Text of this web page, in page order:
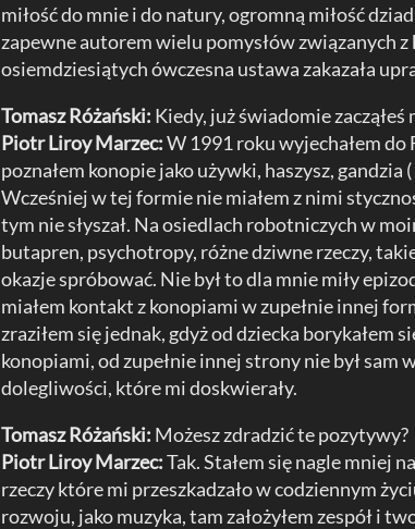
miłość do mnie i do natury, ogromną miłość
zapewne autorem wielu pomysłów związanych
osiemdziesiątych ówczesna ustawa zakazała
Tomasz Różański: Kiedy, już świadomie zacząłeś
Piotr Liroy Marzec:W 1991 roku wyjechałem
poznałem konopie jako używki, haszysz, gandzia
Wcześniej w tej formie nie miałem z nimi
tym nie słyszał. Na osiedlach robotniczych w
butapren, psychotropy, różne dziwne rzeczy,
okazje spróbować. Nie był to dla mnie miły
miałem kontakt z konopiami w zupełnie innej
zraziłem się jednak, gdyż od dziecka borykałem
konopiami, od zupełnie innej strony nie był sam
dolegliwości, które mi doskwierały.
Tomasz Różański: Możesz zdradzić te pozytywy?
Piotr Liroy Marzec:Tak. Stałem się nagle mniej
rzeczy które mi przeszkadzało w codziennym
rozwoju, jako muzyka, tam założyłem zespół i